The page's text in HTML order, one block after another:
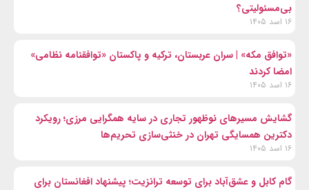
بی‌مسئولیتی؟
۱۶ اسد ۱۴۰۵
«توافق مکه» | سران عربستان، ترکیه و پاکستان «توافقنامه نظامی»
امضا کردند
۱۶ اسد ۱۴۰۵
گشایش مسیرهای نوظهور تجاری در سایه همگرایی مرزی؛ رویکرد
دکترین همسایگی تهران در خنثی‌سازی تحریم‌ها
۱۶ اسد ۱۴۰۵
گام کابل و عشق‌آباد برای توسعه ترانزیت؛ پیشنهاد افغانستان برای